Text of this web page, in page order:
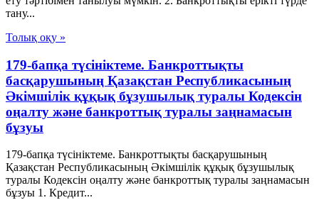
тану...
Толық оқу »
179-бапқа түсініктеме. Банкроттықты
басқарушының Қазақстан Республикасының
Әкімшілік құқық бұзушылық туралы Кодексін
оңалту және банкроттық туралы заңнамасын
бұзуы
179-бапқа түсініктеме. Банкроттықты басқарушының
Қазақстан Республикасының Әкімшілік құқық бұзушылық
туралы Кодексін оңалту және банкроттық туралы заңнамасын
бұзуы 1. Кредит...